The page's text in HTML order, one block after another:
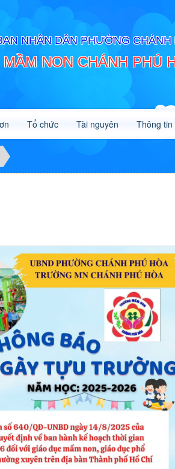
NHÂN DÂN PHƯỜNG CHÁNH
MẦM NON CHÁNH PHÚ
Tổ chức Tài nguyên Thông